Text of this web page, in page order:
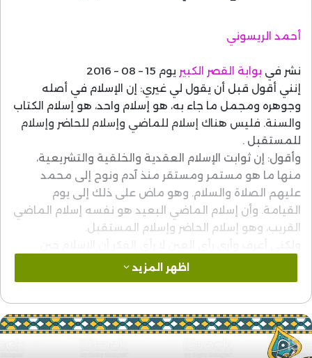
أحمد الريسوني
نشر في بوابة القصر الكبير يوم 15 – 08 – 2016
إنني أقول قبل أن يقول لي غيري: إن الإسلام في أصله
وجوهره ومجمل ما جاء به، هو إسلام واحد، هو إسلام الكتاب
والسنة. فليس هناك إسلام للماضي وإسلام للحاضر وإسلام
للمستقبل .
وأقول: إن ثوابت الإسلام العقدية والخلقية والتشريعية،
منها ما هو مستمر ومستقر منذ آدم ونوح إلى محمد
عليهم الصلاة والسلام. وهو ماض على ذلك إلى يوم
القيامة. وأن إسلام الماضي البعيد هو نفسه إسلام الماضي
القريب، وهو إسلام الحاضر وإسلام المستقبل.
يتجسد في أشخاص معينين، وفي مذاهب وطوائف معينة،
وحين يتنزل على ظروف زمانية ومكانية واجتماعية معينة،
متفاوتة، تزيد وتنقص، وتضيق وتتسع، ولكنها على كل حال
ليست نسخا متطابقة، ولا مقاسات متساوية مضبوطة.
وكل هذه الأنماط والأقدار والتمثلات هي إسلام، أو من
اظهر المزيد